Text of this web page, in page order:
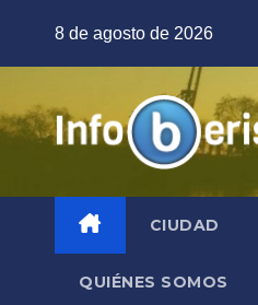
8 de agosto de 2026
CIUDAD
QUIÉNES SOMOS